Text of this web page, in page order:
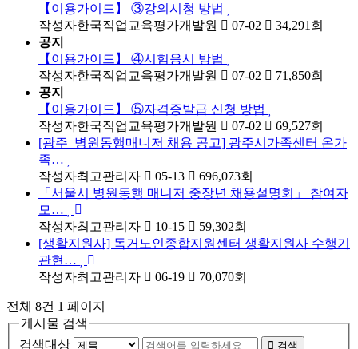
【이용가이드】 ③강의시청 방법
작성자한국직업교육평가개발원 07-02 34,291 회
공지
【이용가이드】 ④시험응시 방법
작성자한국직업교육평가개발원 07-02 71,850회
공지
【이용가이드】 ⑤자격증발급 신청 방법
작성자한국직업교육평가개발원 07-02 69,527회
[광주_병원동행매니저 채용 공고] 광주시가족센터 온가
족…
작성자최고관리자 05-13 696,073회
「서울시 병원동행 매니저 중장년 채용설명회」 참여자
모…
작성자최고관리자 10-15 59,302회
[생활지원사] 독거노인종합지원센터 생활지원사 수행기
관현…
작성자최고관리자 06-19 70,070회
전체 8건 1 페이지
게시물 검색
검색대상
검색